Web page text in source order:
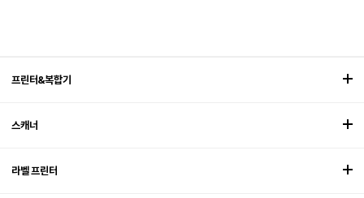
프린터&복합기
스캐너
라벨 프린터